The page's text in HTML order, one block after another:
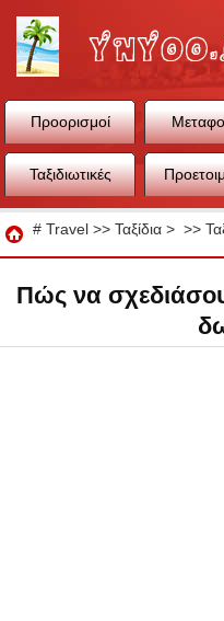
Προορισμοί
Ταξιδιωτικές
Ταξίδια
# Travel >> Ταξίδια > >>
Πώς να